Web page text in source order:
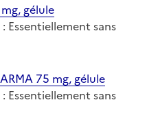
gélule
Essentiellement sans
75 mg, gélule
Essentiellement sans